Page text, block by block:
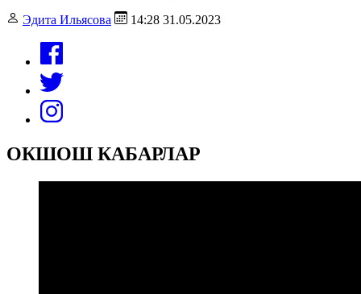
Эдита Ильясова 14:28 31.05.2023
ОКШОШ КАБАРЛАР